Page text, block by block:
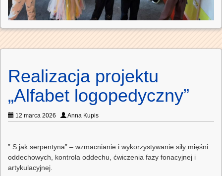
Realizacja projektu
„Alfabet logopedyczny”
12 marca 2026 Anna Kupis
” S jak serpentyna” – wzmacnianie i wykorzystywanie siły mięśni
oddechowych, kontrola oddechu, ćwiczenia fazy fonacyjnej i
artykulacyjnej.